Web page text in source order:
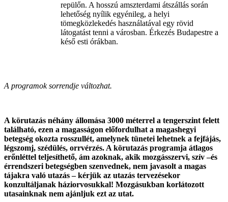
repülőn. A hosszú amszterdami átszállás során
lehetőség nyílik egyénileg, a helyi
tömegközlekedés használatával egy rövid
látogatást tenni a városban. Érkezés Budapestre a
késő esti órákban.
A programok sorrendje változhat.
A körutazás néhány állomása 3000 méterrel a tengerszint felett
található, ezen a magasságon előfordulhat a magashegyi
betegség okozta rosszullét, amelynek tünetei lehetnek a fejfájás,
légszomj, szédülés, orrvérzés. A körutazás programja átlagos
erőnléttel teljesíthető, ám azoknak, akik mozgásszervi, szív –és
érrendszeri betegségben szenvednek, nem javasolt a magas
tájakra való utazás – kérjük az utazás tervezésekor
konzultáljanak háziorvosukkal! Mozgásukban korlátozott
utasainknak nem ajánljuk ezt az utat.